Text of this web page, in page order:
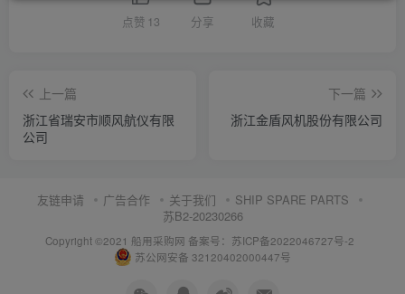
点赞 13 分享 收藏
上一篇
浙江省瑞安市顺风航仪有限
公司
下一篇
浙江金盾风机股份有限公司
友链申请 广告合作 关于我们
SHIP SPARE PARTS
苏B2-20230266
Copyright ©2021 船用采购网 备案号：苏ICP备2022046727号-2
苏公网安备 32120402000447号